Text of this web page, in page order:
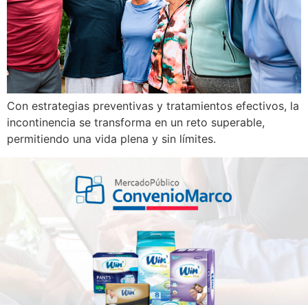
Con estrategias preventivas y tratamientos efectivos, la
incontinencia se transforma en un reto superable,
permitiendo una vida plena y sin límites.